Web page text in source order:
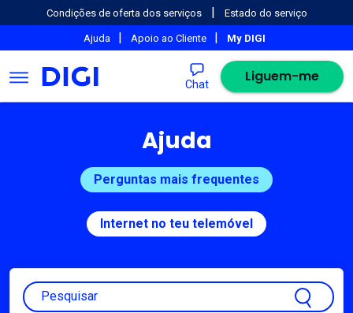
Condições de oferta dos serviços | Estado do serviço
Ajuda | Apoio ao Cliente | My DIGI
Chat Liguem-me
Ajuda
Perguntas mais frequentes
Internet no teu telemóvel
Pesquisar